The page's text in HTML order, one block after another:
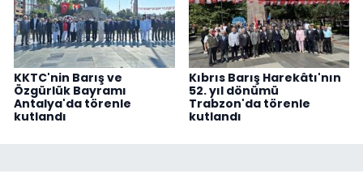
KKTC'nin Barış ve
Özgürlük Bayramı
Antalya'da törenle
kutlandı
Kıbrıs Barış Harekâtı'nın
52. yıl dönümü
Trabzon'da törenle
kutlandı